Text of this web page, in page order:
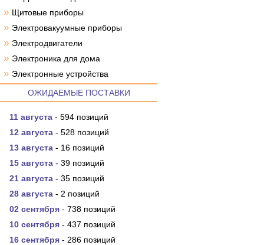
» Щитовые приборы
» Электровакуумные приборы
» Электродвигатели
» Электроника для дома
» Электронные устройства
ОЖИДАЕМЫЕ ПОСТАВКИ
11 августа - 594 позиций
12 августа - 528 позиций
13 августа - 16 позиций
15 августа - 39 позиций
21 августа - 35 позиций
28 августа - 2 позиций
02 сентября - 738 позиций
10 сентября - 437 позиций
16 сентября - 286 позиций